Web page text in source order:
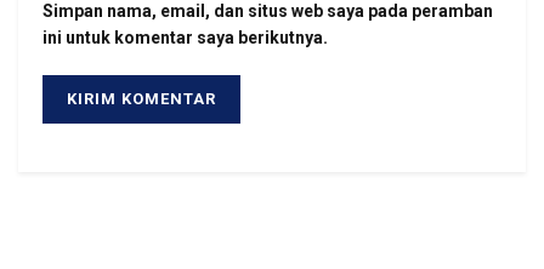
Simpan nama, email, dan situs web saya pada peramban
ini untuk komentar saya berikutnya.